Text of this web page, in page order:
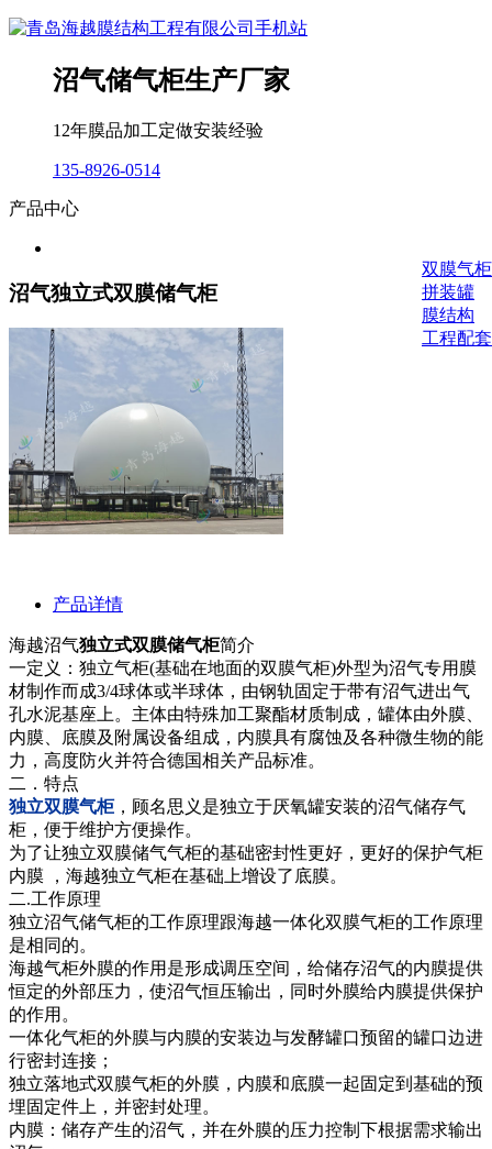
沼气储气柜生产厂家
12年膜品加工定做安装经验
135-8926-0514
产品中心
双膜气柜
拼装罐
膜结构
工程配套
沼气独立式双膜储气柜
产品详情
海越沼气独立式双膜储气柜简介
一定义：独立气柜(基础在地面的双膜气柜)外型为沼气专用膜
材制作而成3/4球体或半球体，由钢轨固定于带有沼气进出气
孔水泥基座上。主体由特殊加工聚酯材质制成，罐体由外膜、
内膜、底膜及附属设备组成，内膜具有腐蚀及各种微生物的能
力，高度防火并符合德国相关产品标准。
二．特点
独立双膜气柜，顾名思义是独立于厌氧罐安装的沼气储存气
柜，便于维护方便操作。
为了让独立双膜储气气柜的基础密封性更好，更好的保护气柜
内膜 ，海越独立气柜在基础上增设了底膜。
二.工作原理
独立沼气储气柜的工作原理跟海越一体化双膜气柜的工作原理
是相同的。
海越气柜外膜的作用是形成调压空间，给储存沼气的内膜提供
恒定的外部压力，使沼气恒压输出，同时外膜给内膜提供保护
的作用。
一体化气柜的外膜与内膜的安装边与发酵罐口预留的罐口边进
行密封连接；
独立落地式双膜气柜的外膜，内膜和底膜一起固定到基础的预
埋固定件上，并密封处理。
内膜：储存产生的沼气，并在外膜的压力控制下根据需求输出